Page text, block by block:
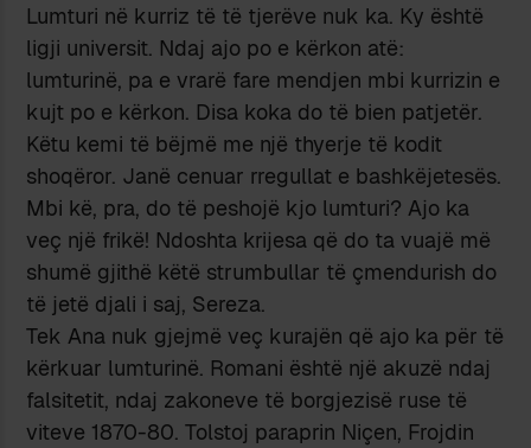
Lumturi në kurriz të të tjerëve nuk ka. Ky është
ligji universit. Ndaj ajo po e kërkon atë:
lumturinë, pa e vrarë fare mendjen mbi kurrizin e
kujt po e kërkon. Disa koka do të bien patjetër.
Këtu kemi të bëjmë me një thyerje të kodit
shoqëror. Janë cenuar rregullat e bashkëjetesës.
Mbi kë, pra, do të peshojë kjo lumturi? Ajo ka
veç një frikë! Ndoshta krijesa që do ta vuajë më
shumë gjithë këtë strumbullar të çmendurish do
të jetë djali i saj, Sereza.
Tek Ana nuk gjejmë veç kurajën që ajo ka për të
kërkuar lumturinë. Romani është një akuzë ndaj
falsitetit, ndaj zakoneve të borgjezisë ruse të
viteve 1870-80. Tolstoj paraprin Niçen, Frojdin